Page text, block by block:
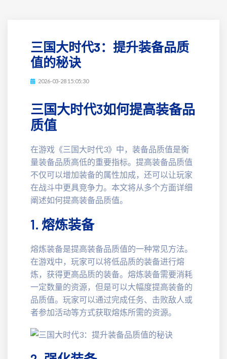
三国大时代3：提升装备品质
值的秘诀
2026-03-28 15:05:30
三国大时代3如何提高装备品
质值
在游戏《三国大时代3》中，装备品质值是衡
量装备品质高低的重要指标。提高装备品质值
不仅可以增加装备的属性加成，还可以让玩家
在战斗中更具竞争力。本文将从多个方面详细
阐述如何提高装备品质值。
1. 熔炼装备
熔炼装备是提高装备品质值的一种常见方法。
在游戏中，玩家可以将低品质的装备进行熔
炼，获得更高品质的装备。熔炼装备需要消耗
一定数量的资源，但是可以大幅度提高装备的
品质值。玩家可以通过完成任务、击败敌人或
者参加活动等方式获取熔炼所需的资源。